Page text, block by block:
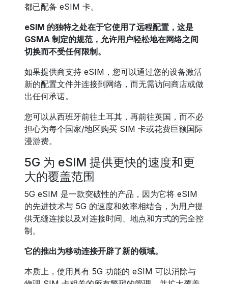
都已配备 eSIM 卡。
eSIM 的独特之处在于它使用了远程配置，这是
GSMA 制定的规范，允许用户轻松地在网络之间
切换而不受任何限制。
如果提供商支持 eSIM，您可以通过您的设备激活
新的配置文件并连接到网络，而无需访问商店或做
出任何承诺。
您可以从西班牙前往土耳其，再前往英国，而不必
担心为每个国家/地区购买 SIM 卡或花费巨额国际
漫游费。
5G 为 eSIM 提供更快的速度和更
大的覆盖范围
5G eSIM 是一款突破性的产品，因为它将 eSIM
的先进技术与 5G 的速度和效率相结合，为用户提
供无缝连接以及对连接时间、地点和方式的完全控
制。
它的推出为移动连接开辟了新的领域。
本质上，使用具有 5G 功能的 eSIM 可以消除与